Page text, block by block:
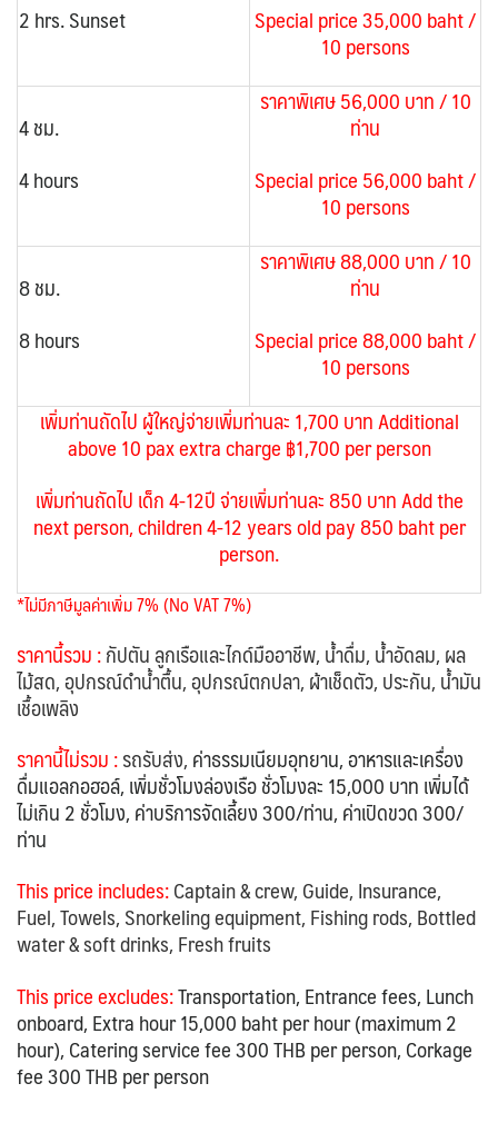
2 hrs. Sunset
Special price 35,000 baht /
10 persons
4 ชม.
4 hours
ราคาพิเศษ 56,000 บาท / 10
ท่าน
Special price 56,000 baht /
10 persons
8 ชม.
8 hours
ราคาพิเศษ 88,000 บาท / 10
ท่าน
Special price 88,000 baht /
10 persons
เพิ่มท่านถัดไป ผู้ใหญ่จ่ายเพิ่มท่านละ 1,700 บาทAdditional
above 10 pax extra charge ฿1,700 per person
เพิ่มท่านถัดไป เด็ก 4-12ปี จ่ายเพิ่มท่านละ 850 บาท Add the
next person, children 4-12 years old pay 850 baht per
person.
*ไม่มีภาษีมูลค่าเพิ่ม 7% (No VAT 7%)
ราคานี้รวม :กัปตัน ลูกเรือและไกด์มืออาชีพ, น้ำดื่ม, น้ำอัดลม, ผล
ไม้สด, อุปกรณ์ดำน้ำตื้น, อุปกรณ์ตกปลา, ผ้าเช็ดตัว, ประกัน, น้ำมัน
เชื้อเพลิง
ราคานี้ไม่รวม :รถรับส่ง,ค่าธรรมเนียมอุทยาน, อาหารและเครื่อง
ดื่มแอลกอฮอล์, เพิ่มชั่วโมงล่องเรือ ชั่วโมงละ 15,000 บาท เพิ่มได้
ไม่เกิน 2 ชั่วโมง, ค่าบริการจัดเลี้ยง 300/ท่าน, ค่าเปิดขวด 300/
ท่าน
This price includes:Captain & crew, Guide, Insurance,
Fuel, Towels, Snorkeling equipment, Fishing rods, Bottled
water & soft drinks, Fresh fruits
This price excludes:Transportation, Entrance fees, Lunch
onboard, Extra hour 15,000 baht per hour (maximum 2
hour), Catering service fee 300 THB per person, Corkage
fee 300 THB per person